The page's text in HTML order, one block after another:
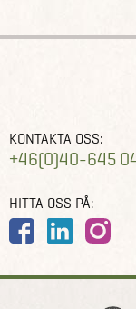
KONTAKTA OSS:
+46(0)40-645
HITTA OSS PÅ: